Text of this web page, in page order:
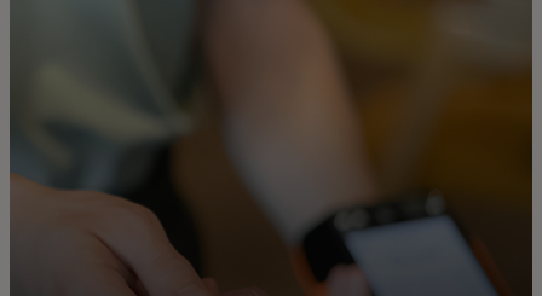
Noticias y tendencias